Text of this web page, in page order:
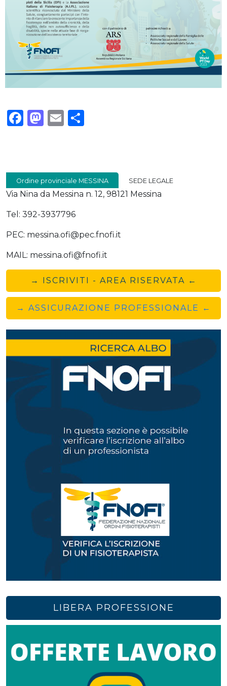
Facebook
Mastodon
Email
Ordine provinciale MESSINA SEDE LEGALE
Via Nina da Messina n. 12, 98121 Messina
Tel: 392-3937796
PEC: messina.ofi@pec.fnofi.it
MAIL: messina.ofi@fnofi.it
→ ISCRIVITI - AREA RISERVATA ←
→ ASSICURAZIONE PROFESSIONALE ←
LIBERA PROFESSIONE